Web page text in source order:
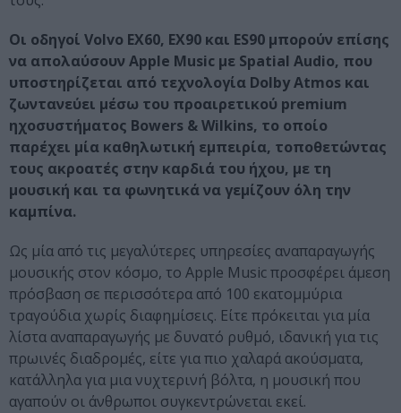
Οι οδηγοί Volvo EX60, EX90 και ES90 μπορούν επίσης
να απολαύσουν Apple Music με Spatial Audio, που
υποστηρίζεται από τεχνολογία Dolby Atmos και
ζωντανεύει μέσω του προαιρετικού premium
ηχοσυστήματος Bowers & Wilkins, το οποίο
παρέχει μία καθηλωτική εμπειρία, τοποθετώντας
τους ακροατές στην καρδιά του ήχου, με τη
μουσική και τα φωνητικά να γεμίζουν όλη την
καμπίνα.
Ως μία από τις μεγαλύτερες υπηρεσίες αναπαραγωγής
μουσικής στον κόσμο, το Apple Music προσφέρει άμεση
πρόσβαση σε περισσότερα από 100 εκατομμύρια
τραγούδια χωρίς διαφημίσεις. Είτε πρόκειται για μία
λίστα αναπαραγωγής με δυνατό ρυθμό, ιδανική για τις
πρωινές διαδρομές, είτε για πιο χαλαρά ακούσματα,
κατάλληλα για μια νυχτερινή βόλτα, η μουσική που
αγαπούν οι άνθρωποι συγκεντρώνεται εκεί.